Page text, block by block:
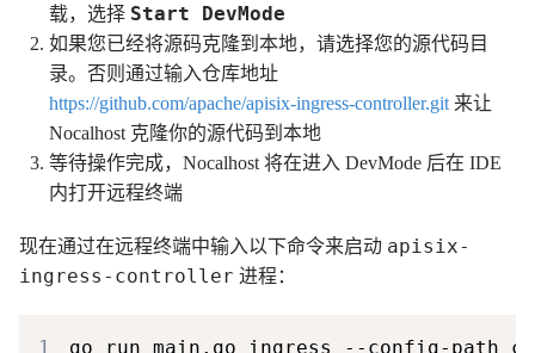
载，选择 Start DevMode
如果您已经将源码克隆到本地，请选择您的源代码目
录。否则通过输入仓库地址
https://github.com/apache/apisix-ingress-controller.git 来让
Nocalhost 克隆你的源代码到本地
等待操作完成，Nocalhost 将在进入 DevMode 后在 IDE
内打开远程终端
现在通过在远程终端中输入以下命令来启动 apisix-
ingress-controller 进程：
1 go run main.go ingress --config-path